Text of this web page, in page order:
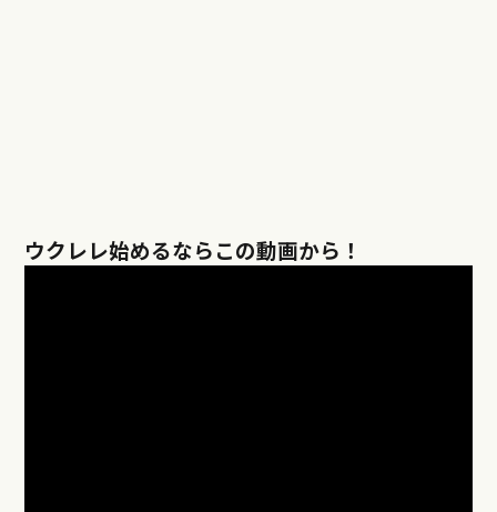
ウクレレ始めるならこの動画から！